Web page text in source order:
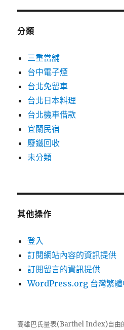
分類
三重當舖
台中電子煙
台北免留車
台北日本料理
台北機車借款
宜蘭民宿
廢鐵回收
未分類
其他操作
登入
訂閱網站內容的資訊提供
訂閱留言的資訊提供
WordPress.org 台灣繁體
高雄巴氏量表(Barthel Index)自由